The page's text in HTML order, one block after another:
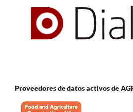
Proveedores de datos activos de